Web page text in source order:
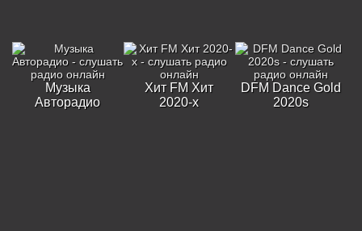
Музыка
Авторадио
Хит FM Хит
2020-х
DFM Dance Gold
2020s